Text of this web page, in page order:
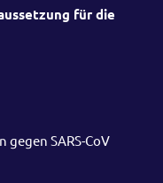
für die
gegen SARS-CoV